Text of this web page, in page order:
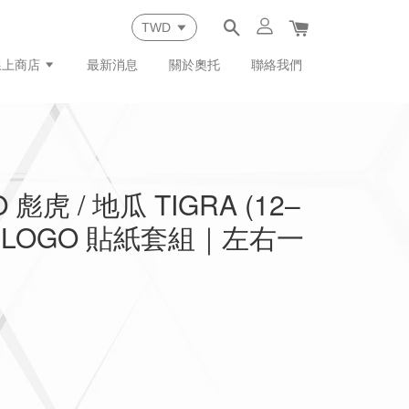
商店 最新消息 關於奧托 聯絡我們
彪虎 / 地瓜 TIGRA (12–
貼紙套組｜左右一